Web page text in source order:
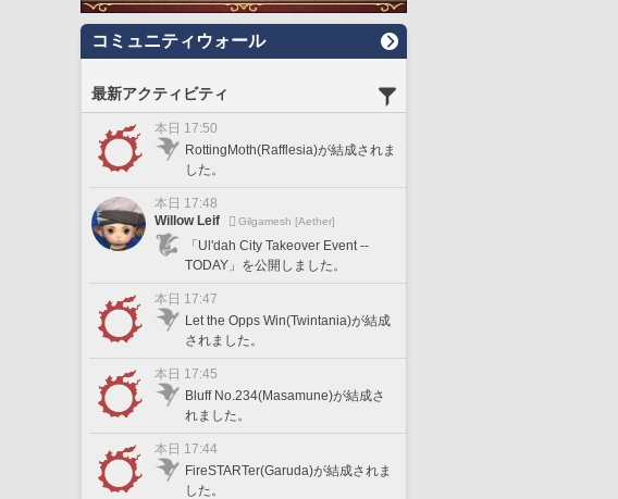
コミュニティウォール
最新アクティビティ
本日 17:50
RottingMoth(Rafflesia)が結成されま
した。
本日 17:48
Willow Leif
Gilgamesh [Aether]
「Ul'dah City Takeover Event --
TODAY」を公開しました。
本日 17:47
Let the Opps Win(Twintania)が結成
されました。
本日 17:45
Bluff No.234(Masamune)が結成さ
れました。
本日 17:44
FireSTARTer(Garuda)が結成されま
した。